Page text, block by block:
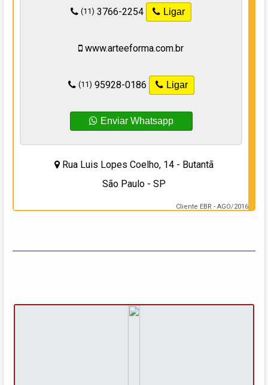
(11) 3766-2254 Ligar
www.arteeforma.com.br
(11) 95928-0186 Ligar
Enviar Whatsapp
Rua Luis Lopes Coelho, 14 - Butantã
São Paulo - SP
Cliente EBR - AGO/2016